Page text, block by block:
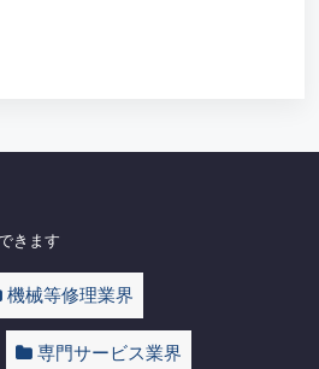
きます
機械等修理業界
専門サービス業界